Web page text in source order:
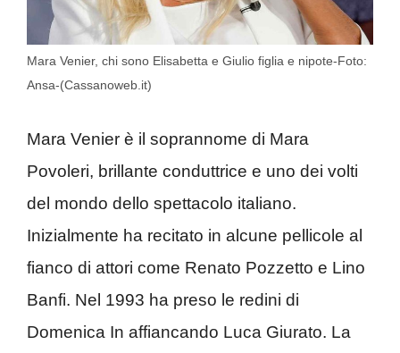
Mara Venier, chi sono Elisabetta e Giulio figlia e nipote-Foto:
Ansa-(Cassanoweb.it)
Mara Venier è il soprannome di Mara
Povoleri, brillante conduttrice e uno dei volti
del mondo dello spettacolo italiano.
Inizialmente ha recitato in alcune pellicole al
fianco di attori come Renato Pozzetto e Lino
Banfi. Nel 1993 ha preso le redini di
Domenica In affiancando Luca Giurato. La